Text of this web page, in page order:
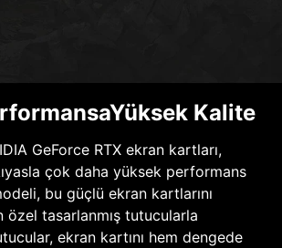
Kalite
GeForce RTX ekran kartları,
çok daha yüksek performans
bu güçlü ekran kartlarını
tasarlanmış tutucularla
ekran kartını hem dengede